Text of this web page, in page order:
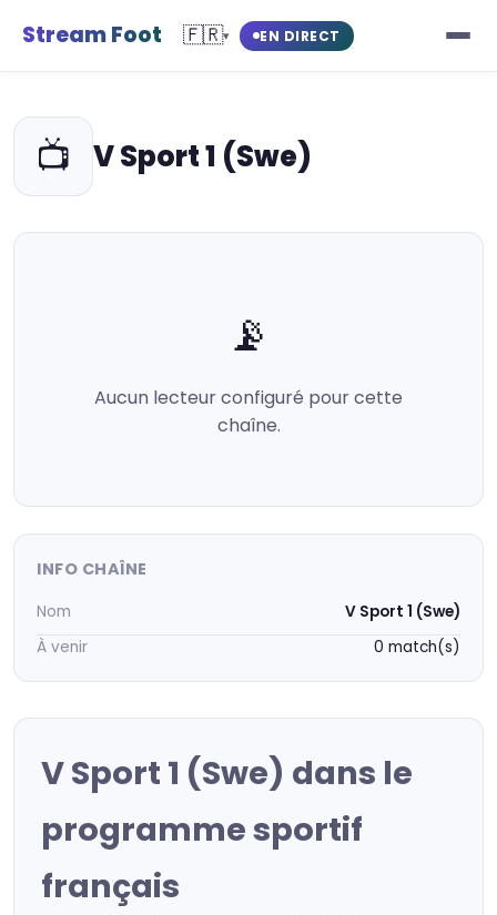
Stream Foot 🇫🇷▾ EN DIRECT
📺 V Sport 1 (Swe)
📡
Aucun lecteur configuré pour cette
chaîne.
INFO CHAÎNE
Nom
V Sport 1 (Swe)
À venir
0 match(s)
V Sport 1 (Swe) dans le
programme sportif
français